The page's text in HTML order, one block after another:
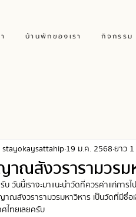
บ้านพักของเรา กิจกรรม
ณสังวรารามวรม
stayokaysattahip 19 ม.ค. 2568ยาว
บ วันนี้เราจะมาแนะนำวัดที่ควรค่าแก่กา
ณสังวรารามวรมหาวิหาร เป็นวัดที่มีชื่อ
ศไทยเลยครับ